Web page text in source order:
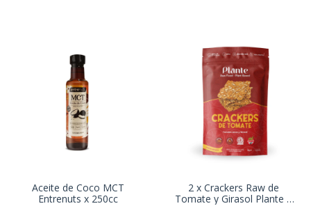
Aceite de Coco MCT
Entrenuts x 250cc
2 x Crackers Raw de
Tomate y Girasol Plante x